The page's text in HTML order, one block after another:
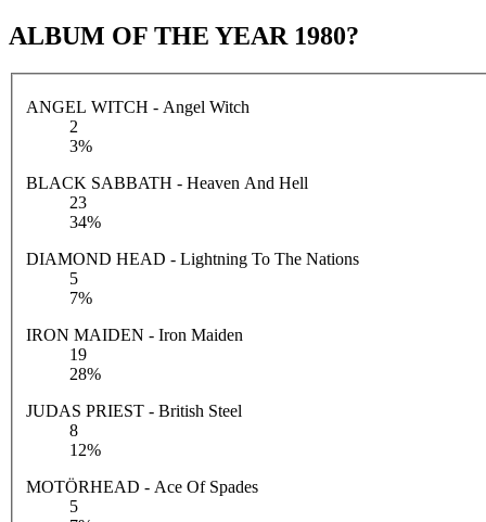
ALBUM OF THE YEAR 1980?
ANGEL WITCH - Angel Witch
2
3%
BLACK SABBATH - Heaven And Hell
23
34%
DIAMOND HEAD - Lightning To The Nations
5
7%
IRON MAIDEN - Iron Maiden
19
28%
JUDAS PRIEST - British Steel
8
12%
MOTÖRHEAD - Ace Of Spades
5